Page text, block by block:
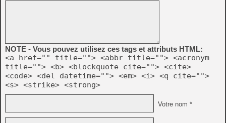
NOTE - Vous pouvez utilisez ces tags et attributs HTML:
<a href="" title=""> <abbr title=""> <acronym
title=""> <b> <blockquote cite=""> <cite>
<code> <del datetime=""> <em> <i> <q cite="">
<s> <strike> <strong>
Votre nom *